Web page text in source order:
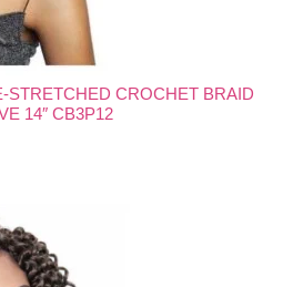
STRETCHED CROCHET BRAID
14″ CB3P12